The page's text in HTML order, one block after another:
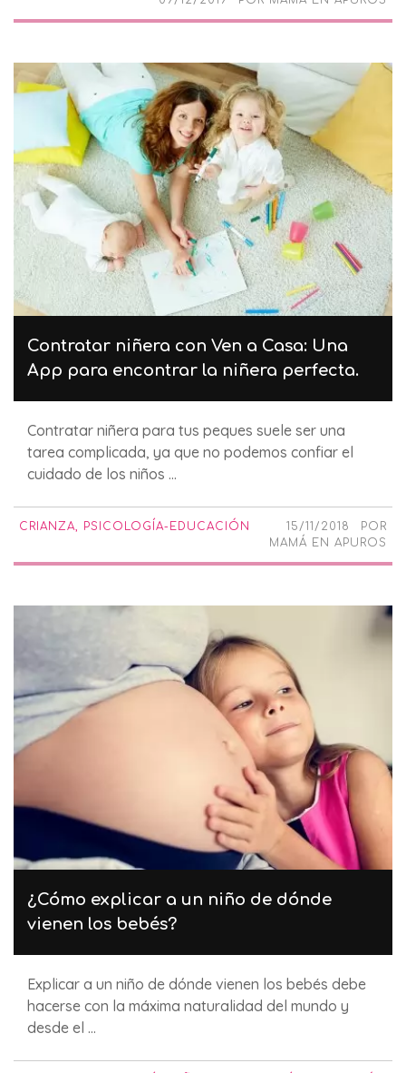
Contratar niñera con Ven a Casa: Una
App para encontrar la niñera perfecta.
Contratar niñera para tus peques suele ser una
tarea complicada, ya que no podemos confiar el
cuidado de los niños ...
CRIANZA, PSICOLOGÍA-EDUCACIÓN 15/11/2018
POR
MAMÁ EN APUROS
¿Cómo explicar a un niño de dónde
vienen los bebés?
Explicar a un niño de dónde vienen los bebés debe
hacerse con la máxima naturalidad del mundo y
desde el ...